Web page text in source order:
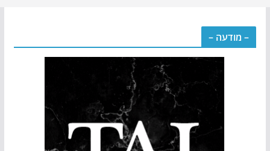
– מודעה –